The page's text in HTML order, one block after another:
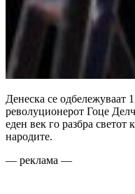
Денеска се одбележуваат
револуционерот Гоце
еден век го разбра светот
народите.
— реклама —